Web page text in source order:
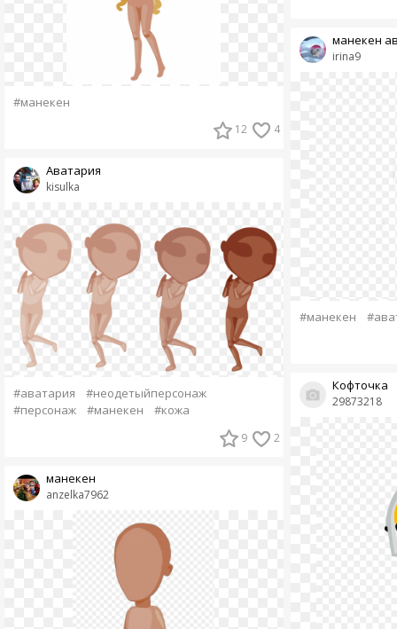
#манекен
12 4
kisulka
Аватария
#аватария
#неодетыйперсонаж
#персонаж
#манекен #кожа
9 2
anzelka7962
манекен
irina9
манекен
#манекен
29873218
Кофточка